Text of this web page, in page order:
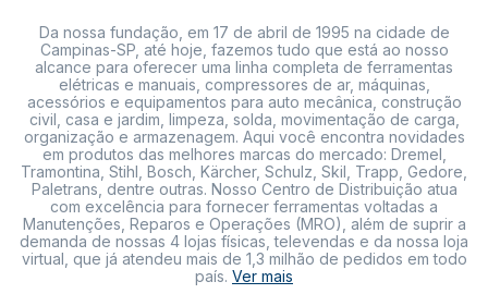
Da nossa fundação, em 17 de abril de 1995 na cidade de
Campinas-SP, até hoje, fazemos tudo que está ao nosso
alcance para oferecer uma linha completa de ferramentas
elétricas e manuais, compressores de ar, máquinas,
acessórios e equipamentos para auto mecânica, construção
civil, casa e jardim, limpeza, solda, movimentação de carga,
organização e armazenagem. Aqui você encontra novidades
em produtos das melhores marcas do mercado: Dremel,
Tramontina, Stihl, Bosch, Kärcher, Schulz, Skil, Trapp, Gedore,
Paletrans, dentre outras. Nosso Centro de Distribuição atua
com excelência para fornecer ferramentas voltadas a
Manutenções, Reparos e Operações (MRO), além de suprir a
demanda de nossas 4 lojas físicas, televendas e da nossa loja
virtual, que já atendeu mais de 1,3 milhão de pedidos em todo
país. Ver mais